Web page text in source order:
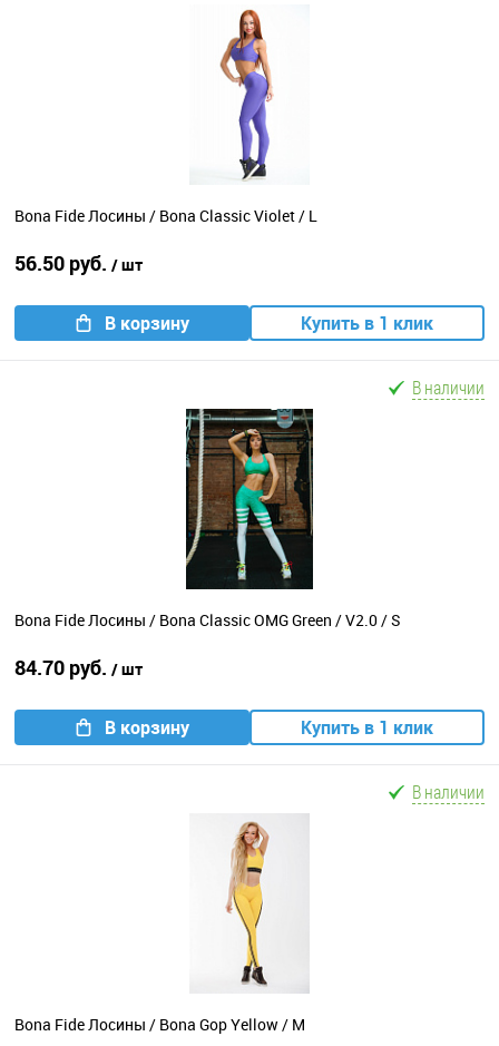
Bona Fide Лосины / Bona Classic Violet / L
56.50 руб. / шт
В корзину Купить в 1 клик
В наличии
Bona Fide Лосины / Bona Classic OMG Green / V2.0 / S
84.70 руб. / шт
В корзину Купить в 1 клик
В наличии
Bona Fide Лосины / Bona Gop Yellow / M